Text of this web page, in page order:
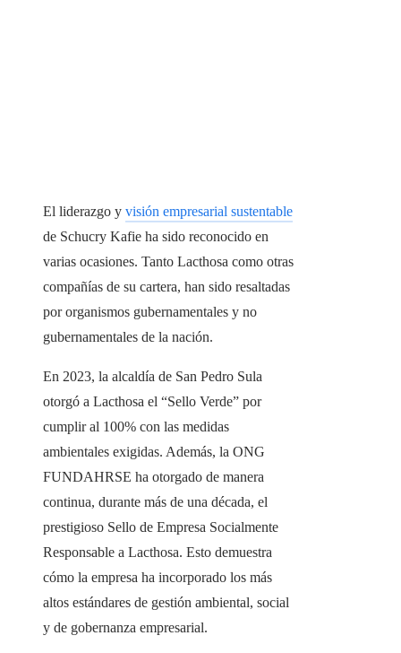
El liderazgo y visión empresarial sustentable
de Schucry Kafie ha sido reconocido en
varias ocasiones. Tanto Lacthosa como otras
compañías de su cartera, han sido resaltadas
por organismos gubernamentales y no
gubernamentales de la nación.
En 2023, la alcaldía de San Pedro Sula
otorgó a Lacthosa el “Sello Verde” por
cumplir al 100% con las medidas
ambientales exigidas. Además, la ONG
FUNDAHRSE ha otorgado de manera
continua, durante más de una década, el
prestigioso Sello de Empresa Socialmente
Responsable a Lacthosa. Esto demuestra
cómo la empresa ha incorporado los más
altos estándares de gestión ambiental, social
y de gobernanza empresarial.